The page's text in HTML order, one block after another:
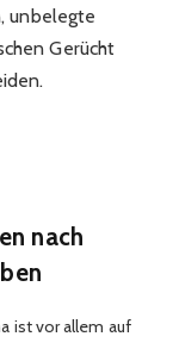
unbelegte
Gerücht
nach
ist vor allem auf